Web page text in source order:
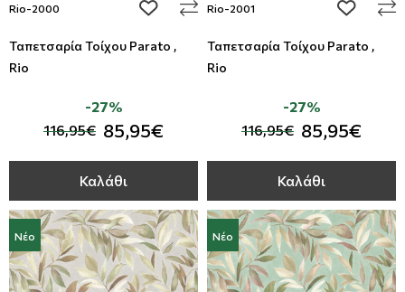
Rio-2000 add to wishlist
Ταπετσαρία Τοίχου Parato ,
Rio
116,95€ 85,95€
-27%
Καλάθι
Rio-2001 add to
Ταπετσαρία Τοίχου Parato ,
Rio
116,95€ 85,95€
-27%
Καλάθι
Νέο Νέο